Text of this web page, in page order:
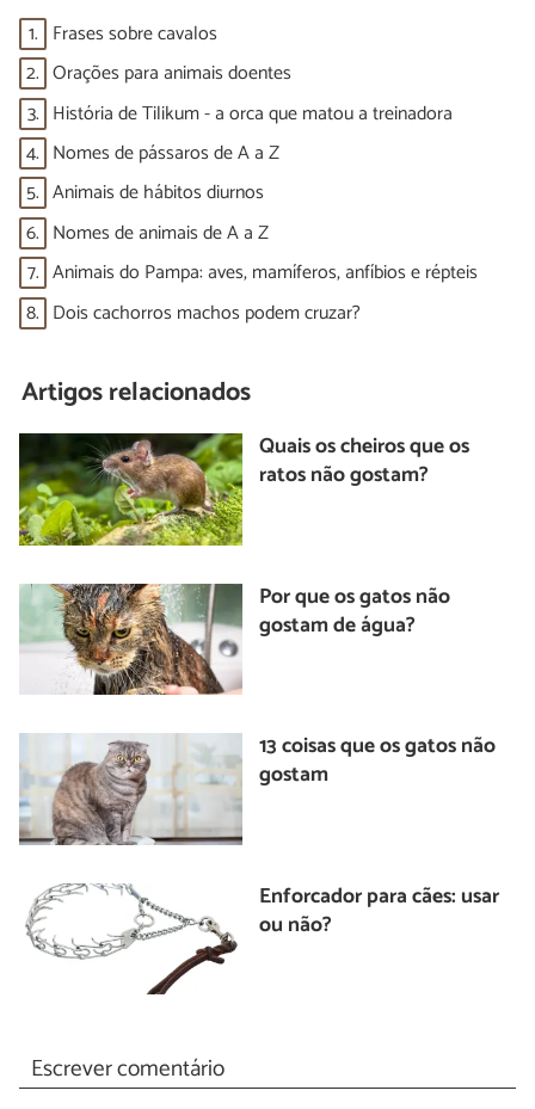
1. Frases sobre cavalos
2. Orações para animais doentes
3. História de Tilikum - a orca que matou a treinadora
4. Nomes de pássaros de A a Z
5. Animais de hábitos diurnos
6. Nomes de animais de A a Z
7. Animais do Pampa: aves, mamíferos, anfíbios e répteis
8. Dois cachorros machos podem cruzar?
Artigos relacionados
Quais os cheiros que os
ratos não gostam?
Por que os gatos não
gostam de água?
13 coisas que os gatos não
gostam
Enforcador para cães: usar
ou não?
Escrever comentário